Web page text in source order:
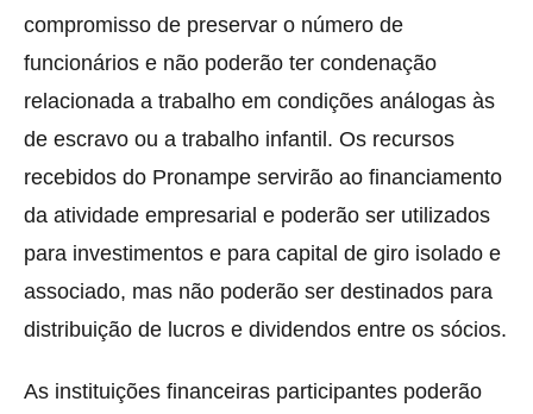
compromisso de preservar o número de
funcionários e não poderão ter condenação
relacionada a trabalho em condições análogas às
de escravo ou a trabalho infantil. Os recursos
recebidos do Pronampe servirão ao financiamento
da atividade empresarial e poderão ser utilizados
para investimentos e para capital de giro isolado e
associado, mas não poderão ser destinados para
distribuição de lucros e dividendos entre os sócios.
As instituições financeiras participantes poderão